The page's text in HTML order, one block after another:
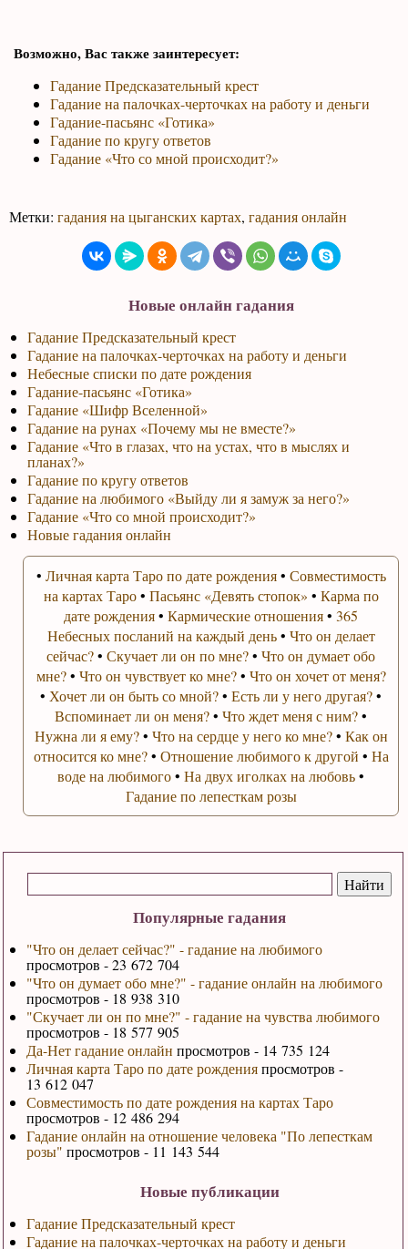
Популярные гадания
"Что он делает сейчас?" - гадание на любимого
просмотров - 23 672 704
"Что он думает обо мне?" - гадание онлайн на любимого
просмотров - 18 938 310
"Скучает ли он по мне?" - гадание на чувства любимого
просмотров - 18 577 905
Да-Нет гадание онлайн просмотров - 14 735 124
Личная карта Таро по дате рожденияпросмотров -
13 612 047
Совместимость по дате рождения на картах Таро
просмотров - 12 486 294
Гадание онлайн на отношение человека "По лепесткам
розы" просмотров - 11 143 544
Новые публикации
Гадание Предсказательный крест
Гадание на палочках-черточках на работу и деньги
Возможно, Вас также заинтересует:
Гадание Предсказательный крест
Гадание на палочках-черточках на работу и деньги
Гадание-пасьянс «Готика»
Гадание по кругу ответов
Гадание «Что со мной происходит?»
Метки:гадания на цыганских картах,гадания онлайн
Новые онлайн гадания
Гадание Предсказательный крест
Гадание на палочках-черточках на работу и деньги
Небесные списки по дате рождения
Гадание-пасьянс «Готика»
Гадание «Шифр Вселенной»
Гадание на рунах «Почему мы не вместе?»
Гадание «Что в глазах, что на устах, что в мыслях и
планах?»
Гадание по кругу ответов
Гадание на любимого «Выйду ли я замуж за него?»
Гадание «Что со мной происходит?»
Новые гадания онлайн
• Личная карта Таро по дате рождения• Совместимость
на картах Таро• Пасьянс «Девять стопок» • Карма по
дате рождения•Кармические отношения•365
Небесных посланий на каждый день• Что он делает
сейчас?•Скучает ли он по мне?•Что он думает обо
мне?• Что он чувствует ко мне?• Что он хочет от меня?
• Хочет ли он быть со мной?•Есть ли у него другая?•
Вспоминает ли он меня?•Что ждет меня с ним?•
Нужна ли я ему?• Что на сердце у него ко мне?• Как он
относится ко мне?• Отношение любимого к другой • На
воде на любимого•На двух иголках на любовь•
Гадание по лепесткам розы